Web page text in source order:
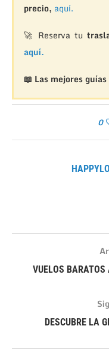
precio, aquí.
🚀 Reserva tu
aquí.
📖 Las mejores
0
VUELOS
DESCUBRE LA